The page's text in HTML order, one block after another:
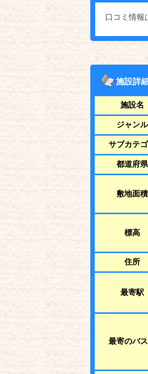
口コミ情報
施
施設名
ジャンル
サブカテ
都道府県
敷地面積
標高
住所
最寄駅
最寄のバ